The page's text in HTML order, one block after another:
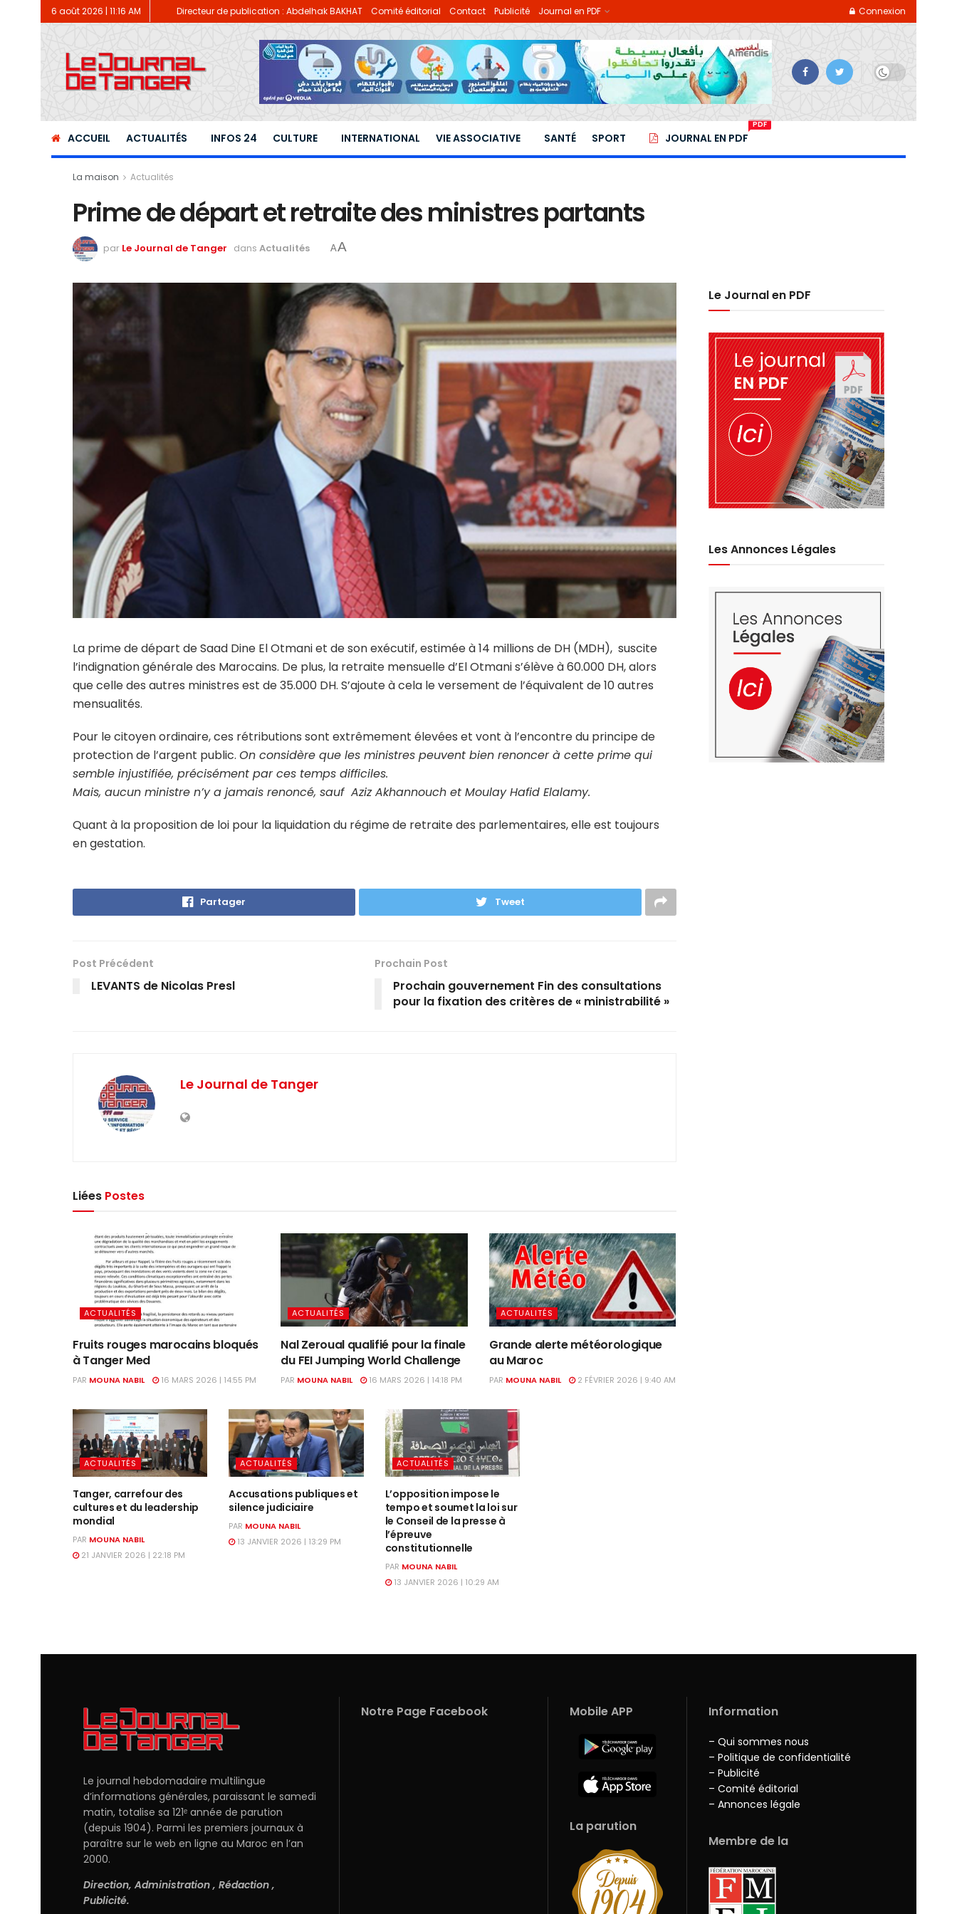
6 août 2026 | 11:16 AM Directeur de publication : Abdelhak BAKHAT Comité éditorial Contact Publicité Journal en PDF Connexion
ACCUEIL ACTUALITÉS INFOS 24 CULTURE INTERNATIONAL VIE ASSOCIATIVE SANTÉ SPORT JOURNAL EN PDF
PDF
La maison Actualités
Prime de départ et retraite des ministres partants
par Le Journal de Tanger dans Actualités AA
La prime de départ de Saad Dine El Otmani et de son exécutif, estimée à 14 millions de DH (MDH), suscite
l’indignation générale des Marocains. De plus, la retraite mensuelle d’El Otmani s’élève à 60.000 DH, alors
que celle des autres ministres est de 35.000 DH. S’ajoute à cela le versement de l’équivalent de 10 autres
mensualités.
Pour le citoyen ordinaire, ces rétributions sont extrêmement élevées et vont à l’encontre du principe de
protection de l’argent public. On considère que les ministres peuvent bien renoncer à cette prime qui
semble injustifiée, précisément par ces temps difficiles.
Mais, aucun ministre n’y a jamais renoncé, sauf Aziz Akhannouch et Moulay Hafid Elalamy.
Quant à la proposition de loi pour la liquidation du régime de retraite des parlementaires, elle est toujours
en gestation.
Partager Tweet
Post Précédent
LEVANTS de Nicolas Presl
Prochain Post
Prochain gouvernement Fin des consultations
pour la fixation des critères de « ministrabilité »
Le Journal de Tanger
Liées Postes
ACTUALITÉS
Fruits rouges marocains bloqués
à Tanger Med
PAR MOUNA NABIL 16 MARS 2026 | 14:55 PM
ACTUALITÉS
Nal Zeroual qualifié pour la finale
du FEI Jumping World Challenge
PAR MOUNA NABIL 16 MARS 2026 | 14:18 PM
ACTUALITÉS
Grande alerte météorologique
au Maroc
PAR MOUNA NABIL 2 FÉVRIER 2026 | 9:40 AM
ACTUALITÉS
Tanger, carrefour des
cultures et du leadership
mondial
PAR MOUNA NABIL
21 JANVIER 2026 | 22:18 PM
ACTUALITÉS
Accusations publiques et
silence judiciaire
PAR MOUNA NABIL
13 JANVIER 2026 | 13:29 PM
ACTUALITÉS
L’opposition impose le
tempo et soumet la loi sur
le Conseil de la presse à
l’épreuve
constitutionnelle
PAR MOUNA NABIL
13 JANVIER 2026 | 10:29 AM
Le Journal en PDF
Les Annonces Légales
Le journal hebdomadaire multilingue
d’informations générales, paraissant le samedi
matin, totalise sa 121ᵉ année de parution
(depuis 1904). Parmi les premiers journaux à
paraître sur le web en ligne au Maroc en l’an
2000.
Direction, Administration , Rédaction ,
Publicité.
Notre Page Facebook Mobile APP
La parution
Information
– Qui sommes nous
– Politique de confidentialité
– Publicité
– Comité éditorial
– Annonces légale
Membre de la